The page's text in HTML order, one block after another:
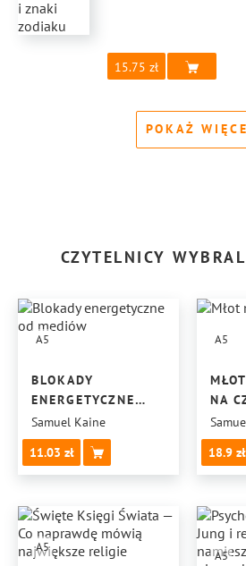
15.75
POKAŻ
CZYTELNICY
A5
BLOKADY
ENERGETYCZNE
OD MEDIÓW
Samuel Kaine
11.03
A5
MŁOT
NA
18.9
A5
A5